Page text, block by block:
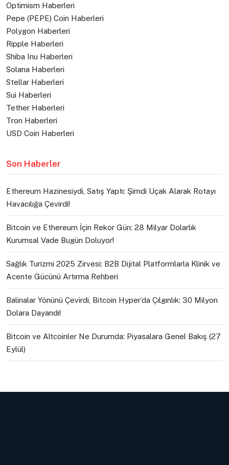
Optimism Haberleri
Pepe (PEPE) Coin Haberleri
Polygon Haberleri
Ripple Haberleri
Shiba Inu Haberleri
Solana Haberleri
Stellar Haberleri
Sui Haberleri
Tether Haberleri
Tron Haberleri
USD Coin Haberleri
Son Haberler
Ethereum Hazinesiydi, Satış Yaptı: Şimdi Uçak Alarak Rotayı
Havacılığa Çevirdi!
Bitcoin ve Ethereum İçin Rekor Gün: 28 Milyar Dolarlık
Kurumsal Vade Bugün Doluyor!
Sağlık Turizmi 2025 Zirvesi: B2B Dijital Platformlarla Klinik ve
Acente Gücünü Artırma Rehberi
Balinalar Yönünü Çevirdi, Bitcoin Hyper’da Çılgınlık: 30 Milyon
Dolara Dayandı!
Bitcoin ve Altcoinler Ne Durumda: Piyasalara Genel Bakış (27
Eylül)